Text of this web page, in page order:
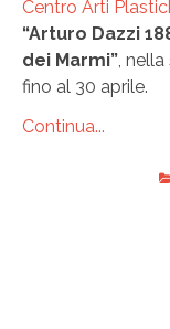
Centro Arti
“Arturo Dazzi
dei Marmi”, nella
fino al 30 aprile.
Continua...